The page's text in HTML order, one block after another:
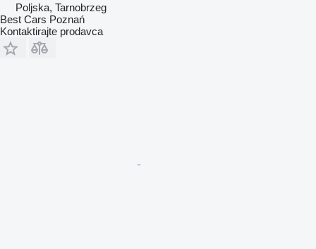
Poljska, Tarnobrzeg
Best Cars Poznań
Kontaktirajte prodavca